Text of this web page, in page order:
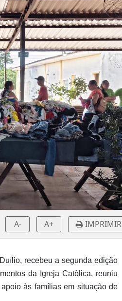
A- A+ IMPRIMIR
recebeu a segunda edição
da Igreja Católica, reuniu
às famílias em situação de